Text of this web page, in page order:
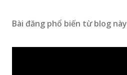
Bài đăng phổ biến từ blog này